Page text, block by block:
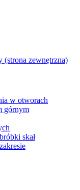
(strona zewnętrzna)
w otworach
górnym
skał